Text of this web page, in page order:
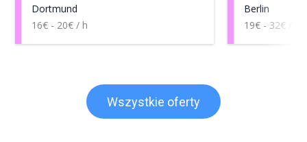
Dortmund
16€ - 20€ / h
Berlin
19€ - 32€ / h
Wszystkie oferty